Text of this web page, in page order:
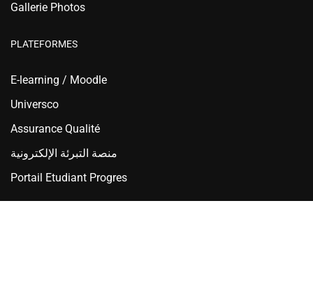
Gallerie Photos
PLATEFORMES
E-learning / Moodle
Universco
Assurance Qualité
منصة التبرئة الإلكترونية
Portail Etudiant Progres